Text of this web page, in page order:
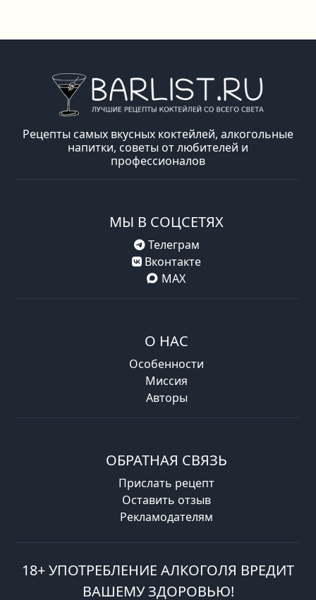
Рецепты самых вкусных коктейлей, алкогольные
напитки, советы от любителей и
профессионалов
МЫ В СОЦСЕТЯХ
Телеграм
Вконтакте
MAX
О НАС
Особенности
Миссия
Авторы
ОБРАТНАЯ СВЯЗЬ
Прислать рецепт
Оставить отзыв
Рекламодателям
18+ УПОТРЕБЛЕНИЕ АЛКОГОЛЯ ВРЕДИТ
ВАШЕМУ ЗДОРОВЬЮ!